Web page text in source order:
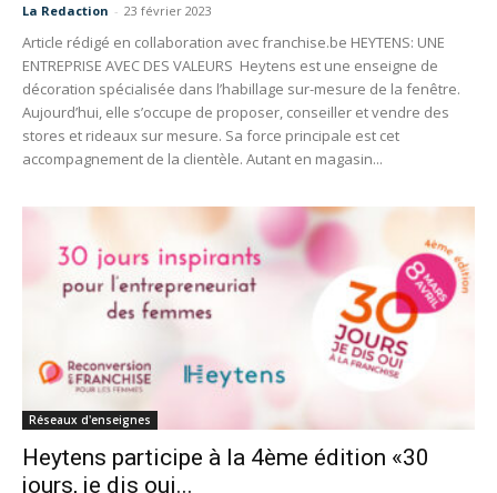
La Redaction - 23 février 2023
Article rédigé en collaboration avec franchise.be HEYTENS: UNE
ENTREPRISE AVEC DES VALEURS Heytens est une enseigne de
décoration spécialisée dans l’habillage sur-mesure de la fenêtre.
Aujourd’hui, elle s’occupe de proposer, conseiller et vendre des
stores et rideaux sur mesure. Sa force principale est cet
accompagnement de la clientèle. Autant en magasin...
Réseaux d'enseignes
Heytens participe à la 4ème édition «30
jours, je dis oui...